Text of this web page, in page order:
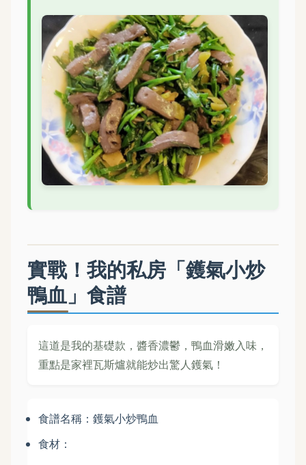
實戰！我的私房「鑊氣小炒
鴨血」食譜
這道是我的基礎款，醬香濃鬱，鴨血滑嫩入味，
重點是家裡瓦斯爐就能炒出驚人鑊氣！
食譜名稱：鑊氣小炒鴨血
食材：